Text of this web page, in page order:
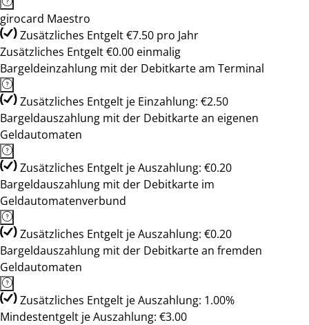
girocard Maestro
Zusätzliches Entgelt €7.50 pro Jahr
Zusätzliches Entgelt €0.00 einmalig
Bargeldeinzahlung mit der Debitkarte am Terminal
Zusätzliches Entgelt je Einzahlung: €2.50
Bargeldauszahlung mit der Debitkarte an eigenen
Geldautomaten
Zusätzliches Entgelt je Auszahlung: €0.20
Bargeldauszahlung mit der Debitkarte im
Geldautomatenverbund
Zusätzliches Entgelt je Auszahlung: €0.20
Bargeldauszahlung mit der Debitkarte an fremden
Geldautomaten
Zusätzliches Entgelt je Auszahlung: 1.00%
Mindestentgelt je Auszahlung: €3.00